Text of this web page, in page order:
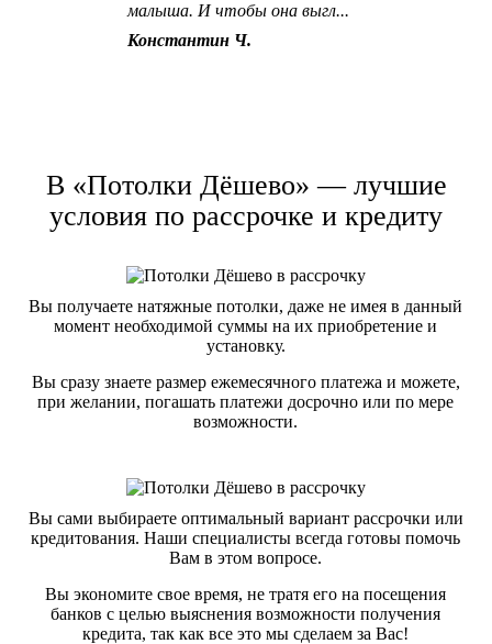
малыша. И чтобы она выгл...
Константин Ч.
В «Потолки Дёшево» — лучшие
условия по рассрочке и кредиту
Вы получаете натяжные потолки, даже не имея в данный
момент необходимой суммы на их приобретение и
установку.
Вы сразу знаете размер ежемесячного платежа и можете,
при желании, погашать платежи досрочно или по мере
возможности.
Вы сами выбираете оптимальный вариант рассрочки или
кредитования. Наши специалисты всегда готовы помочь
Вам в этом вопросе.
Вы экономите свое время, не тратя его на посещения
банков с целью выяснения возможности получения
кредита, так как все это мы сделаем за Вас!